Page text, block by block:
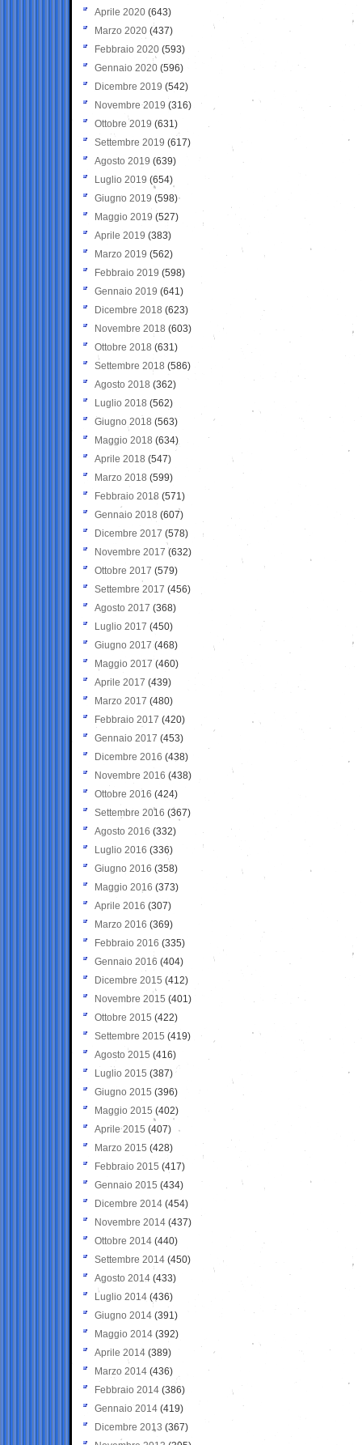
Aprile 2020 (643)
Marzo 2020 (437)
Febbraio 2020 (593)
Gennaio 2020 (596)
Dicembre 2019 (542)
Novembre 2019 (316)
Ottobre 2019 (631)
Settembre 2019 (617)
Agosto 2019 (639)
Luglio 2019 (654)
Giugno 2019 (598)
Maggio 2019 (527)
Aprile 2019 (383)
Marzo 2019 (562)
Febbraio 2019 (598)
Gennaio 2019 (641)
Dicembre 2018 (623)
Novembre 2018 (603)
Ottobre 2018 (631)
Settembre 2018 (586)
Agosto 2018 (362)
Luglio 2018 (562)
Giugno 2018 (563)
Maggio 2018 (634)
Aprile 2018 (547)
Marzo 2018 (599)
Febbraio 2018 (571)
Gennaio 2018 (607)
Dicembre 2017 (578)
Novembre 2017 (632)
Ottobre 2017 (579)
Settembre 2017 (456)
Agosto 2017 (368)
Luglio 2017 (450)
Giugno 2017 (468)
Maggio 2017 (460)
Aprile 2017 (439)
Marzo 2017 (480)
Febbraio 2017 (420)
Gennaio 2017 (453)
Dicembre 2016 (438)
Novembre 2016 (438)
Ottobre 2016 (424)
Settembre 2016 (367)
Agosto 2016 (332)
Luglio 2016 (336)
Giugno 2016 (358)
Maggio 2016 (373)
Aprile 2016 (307)
Marzo 2016 (369)
Febbraio 2016 (335)
Gennaio 2016 (404)
Dicembre 2015 (412)
Novembre 2015 (401)
Ottobre 2015 (422)
Settembre 2015 (419)
Agosto 2015 (416)
Luglio 2015 (387)
Giugno 2015 (396)
Maggio 2015 (402)
Aprile 2015 (407)
Marzo 2015 (428)
Febbraio 2015 (417)
Gennaio 2015 (434)
Dicembre 2014 (454)
Novembre 2014 (437)
Ottobre 2014 (440)
Settembre 2014 (450)
Agosto 2014 (433)
Luglio 2014 (436)
Giugno 2014 (391)
Maggio 2014 (392)
Aprile 2014 (389)
Marzo 2014 (436)
Febbraio 2014 (386)
Gennaio 2014 (419)
Dicembre 2013 (367)